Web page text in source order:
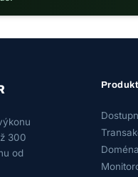
300
od
Produkt